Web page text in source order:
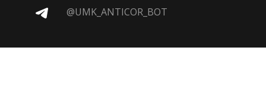
@UMK_ANTICOR_BOT